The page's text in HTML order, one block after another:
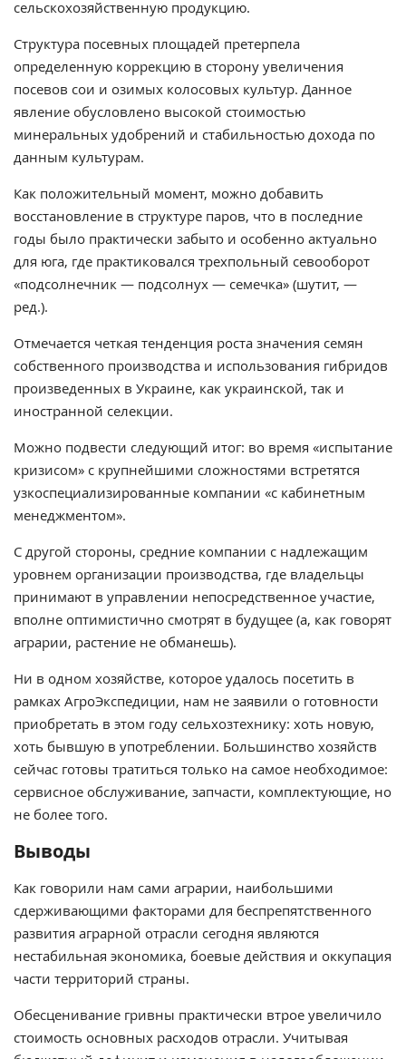
сельскохозяйственную продукцию.
Структура посевных площадей претерпела
определенную коррекцию в сторону увеличения
посевов сои и озимых колосовых культур. Данное
явление обусловлено высокой стоимостью
минеральных удобрений и стабильностью дохода по
данным культурам.
Как положительный момент, можно добавить
восстановление в структуре паров, что в последние
годы было практически забыто и особенно актуально
для юга, где практиковался трехпольный севооборот
«подсолнечник — подсолнух — семечка» (шутит, —
ред.).
Отмечается четкая тенденция роста значения семян
собственного производства и использования гибридов
произведенных в Украине, как украинской, так и
иностранной селекции.
Можно подвести следующий итог: во время «испытание
кризисом» с крупнейшими сложностями встретятся
узкоспециализированные компании «с кабинетным
менеджментом».
С другой стороны, средние компании с надлежащим
уровнем организации производства, где владельцы
принимают в управлении непосредственное участие,
вполне оптимистично смотрят в будущее (а, как говорят
аграрии, растение не обманешь).
Ни в одном хозяйстве, которое удалось посетить в
рамках АгроЭкспедиции, нам не заявили о готовности
приобретать в этом году сельхозтехнику: хоть новую,
хоть бывшую в употреблении. Большинство хозяйств
сейчас готовы тратиться только на самое необходимое:
сервисное обслуживание, запчасти, комплектующие, но
не более того.
Выводы
Как говорили нам сами аграрии, наибольшими
сдерживающими факторами для беспрепятственного
развития аграрной отрасли сегодня являются
нестабильная экономика, боевые действия и оккупация
части территорий страны.
Обесценивание гривны практически втрое увеличило
стоимость основных расходов отрасли. Учитывая